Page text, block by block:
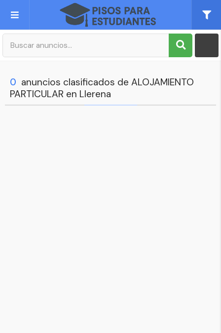
Publica tu Anuncio
Mi cuenta
0 anuncios clasificados de ALOJAMIENTO
PARTICULAR en Llerena